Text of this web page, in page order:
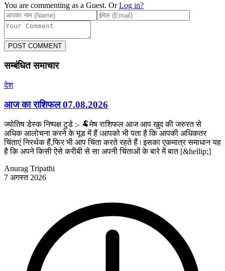
You are commenting as a Guest. Or Log in?
POST COMMENT
सम्बंधित समाचार
देश
आज का राशिफल 07.08.2026
ज्योतिष डेस्क निष्पक्ष टुडे :- 🐏मेष राशिफल आज आप खुद की जरुरत से
अधिक आलोचना करने के मूड में हैं ǀआपको भी पता है कि आपकी अधिकतर
चिंताएं निरर्थक हैं,फिर भी आप चिंता करते रहते हैं ǀ इसका एकमात्र समाधान यह
है कि अपने किसी ऐसे करीबी से सा अपनी चिंताओं के बारे में बात [&hellip;]
Anurag Tripathi
7 अगस्त 2026